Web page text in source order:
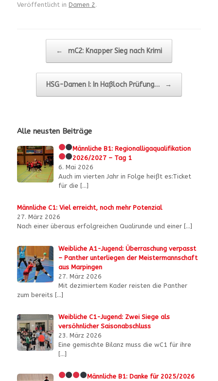
Veröffentlicht in Damen 2 .
← mC2: Knapper Sieg nach Krimi
HSG-Damen I: In Haßloch Prüfung… →
Alle neusten Beiträge
Männliche B1:Regionalligaqualifikation
2026/2027 – Tag 1
6. Mai 2026
Auch im vierten Jahr in Folge heißt es:Ticket
für die […]
Männliche C1: Viel erreicht, noch mehr Potenzial
27. März 2026
Nach einer überaus erfolgreichen Qualirunde und einer […]
Weibliche A1-Jugend: Überraschung verpasst
– Panther unterliegen der Meistermannschaft
aus Marpingen
27. März 2026
Mit dezimiertem Kader reisten die Panther
zum bereits […]
Weibliche C1-Jugend: Zwei Siege als
versöhnlicher Saisonabschluss
23. März 2026
Eine gemischte Bilanz muss die wC1 für ihre
[…]
Männliche B1: Danke für 2025/2026